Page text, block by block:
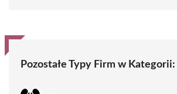
Pozostałe Typy Firm w Kategorii: